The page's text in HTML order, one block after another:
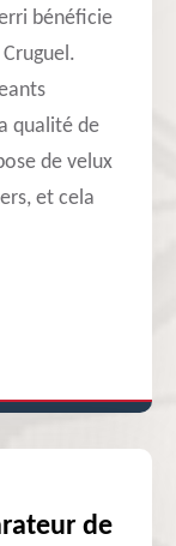
bénéficie
qualité de
de velux
et cela
de